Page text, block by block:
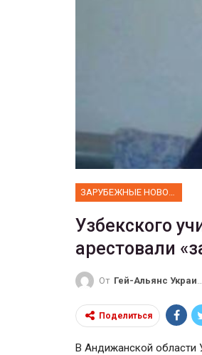
ЗАРУБЕЖНЫЕ НОВОСТИ
Узбекского
арестовали
От Гей-Альянс Украина
Поделиться
В Андижанской области
Прайд в